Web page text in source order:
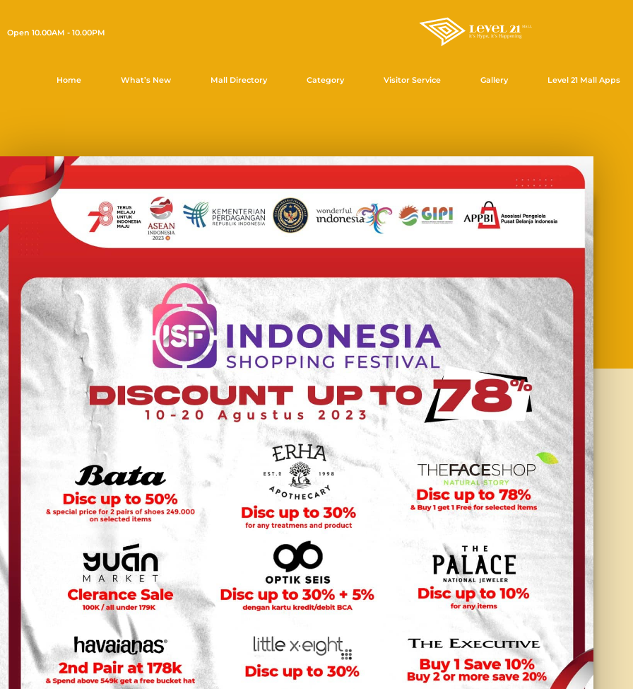
Open 10.00AM - 10.00PM
Home What’s New Mall Directory Category Visitor Service Gallery Level 21 Mall Apps